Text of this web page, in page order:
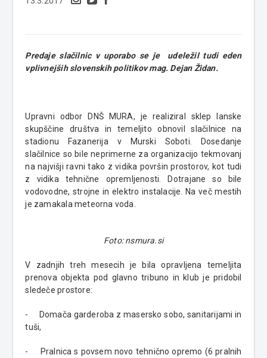
Predaje slačilnic v uporabo se je udeležil tudi eden
vplivnejših slovenskih politikov mag. Dejan Židan.
Upravni odbor DNŠ MURA, je realiziral sklep lanske
skupščine društva in temeljito obnovil slačilnice na
stadionu Fazanerija v Murski Soboti. Dosedanje
slačilnice so bile neprimerne za organizacijo tekmovanj
na najvišji ravni tako z vidika površin prostorov, kot tudi
z vidika tehnične opremljenosti. Dotrajane so bile
vodovodne, strojne in elektro instalacije. Na več mestih
je zamakala meteorna voda.
Foto: nsmura.si
V zadnjih treh mesecih je bila opravljena temeljita
prenova objekta pod glavno tribuno in klub je pridobil
sledeče prostore:
- Domača garderoba z masersko sobo, sanitarijami in
tuši,
- Pralnica s povsem novo tehnično opremo (6 pralnih